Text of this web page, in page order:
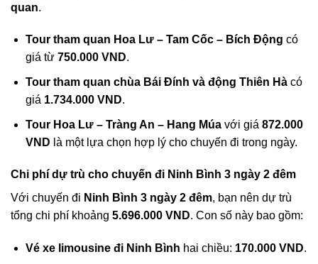
quan.
Tour tham quan Hoa Lư – Tam Cốc – Bích Động có
giá từ 750.000 VND.
Tour tham quan chùa Bái Đính và động Thiên Hàcó
giá 1.734.000 VND.
Tour Hoa Lư – Tràng An – Hang Múavới giá 872.000
VND là một lựa chọn hợp lý cho chuyến đi trong ngày.
Chi phí dự trù cho chuyến đi Ninh Bình 3 ngày 2 đêm
Với chuyến đi Ninh Bình 3 ngày 2 đêm, bạn nên dự trù
tổng chi phí khoảng 5.696.000 VND. Con số này bao gồm:
Vé xe limousine đi Ninh Bình hai chiều: 170.000 VND.